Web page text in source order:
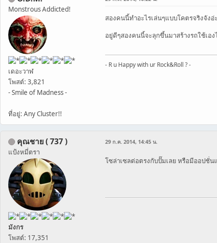
Monstrous Addicted!
เดอะวาฬ
โพสต์: 3,821
- Smile of Madness -
ที่อยู่: Any Cluster!!
สองคนนี้ทำอะไรเล่นๆแบบโคตรจริงจังอ่ะ
อยู่ดีๆสองคนนี้จะลุกขึ้นมาสร้างรถใช้เอ
- R u Happy with ur Rock&Roll ? -
คุณชาย ( 737 )
แป้งหมี่ตรา
มังกร
โพสต์: 17,351
29 ก.ค. 2014, 14:45 น.
โซล่าเซลต่อตรงกับปั๊มเลย หรือมีออปชั่